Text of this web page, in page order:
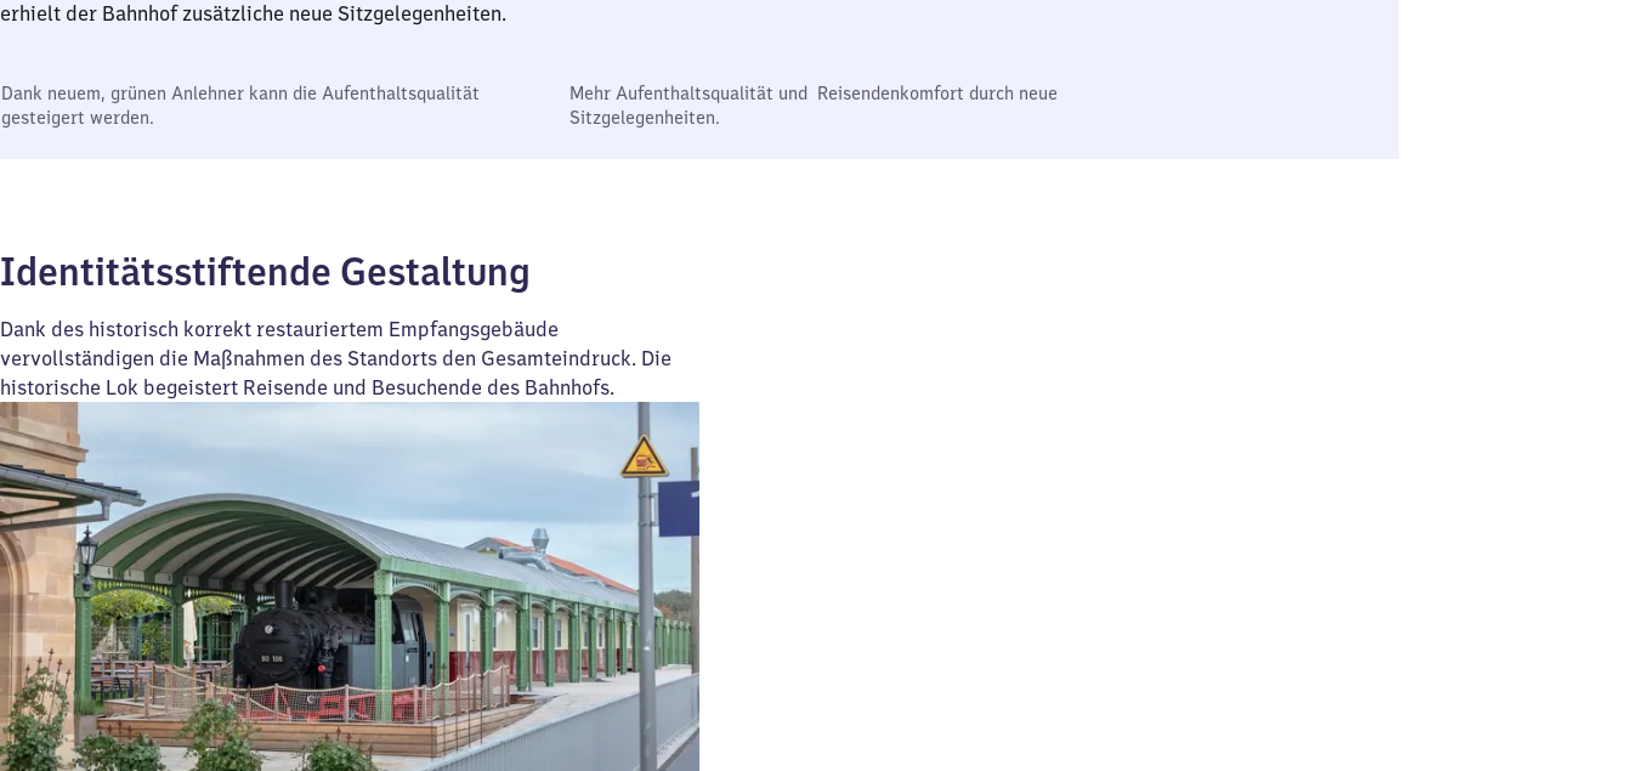
erhielt der Bahnhof zusätzliche neue Sitzgelegenheiten.
Dank neuem, grünen Anlehner kann die Aufenthaltsqualität
gesteigert werden.
Mehr Aufenthaltsqualität und Reisendenkomfort durch neue
Sitzgelegenheiten.
Identitätsstiftende Gestaltung
Dank des historisch korrekt restauriertem Empfangsgebäude
vervollständigen die Maßnahmen des Standorts den Gesamteindruck. Die
historische Lok begeistert Reisende und Besuchende des Bahnhofs.